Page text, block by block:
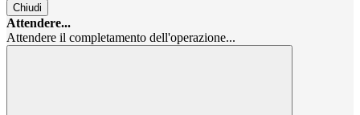
Chiudi
Attendere...
Attendere il completamento dell'operazione...